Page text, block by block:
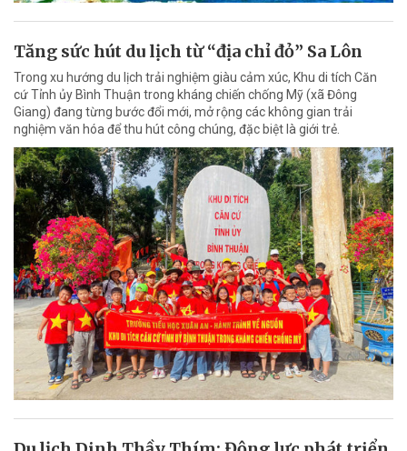
Tăng sức hút du lịch từ “địa chỉ đỏ” Sa Lôn
Trong xu hướng du lịch trải nghiệm giàu cảm xúc, Khu di tích Căn
cứ Tỉnh ủy Bình Thuận trong kháng chiến chống Mỹ (xã Đông
Giang) đang từng bước đổi mới, mở rộng các không gian trải
nghiệm văn hóa để thu hút công chúng, đặc biệt là giới trẻ.